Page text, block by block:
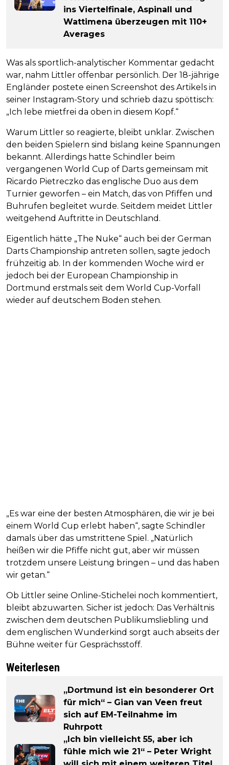
ins Viertelfinale, Aspinall und
Wattimena überzeugen mit 110+
Averages
Was als sportlich-analytischer Kommentar gedacht
war, nahm Littler offenbar persönlich. Der 18-jährige
Engländer postete einen Screenshot des Artikels in
seiner Instagram-Story und schrieb dazu spöttisch:
„Ich lebe mietfrei da oben in diesem Kopf.“
Warum Littler so reagierte, bleibt unklar. Zwischen
den beiden Spielern sind bislang keine Spannungen
bekannt. Allerdings hatte Schindler beim
vergangenen World Cup of Darts gemeinsam mit
Ricardo Pietreczko das englische Duo aus dem
Turnier geworfen – ein Match, das von Pfiffen und
Buhrufen begleitet wurde. Seitdem meidet Littler
weitgehend Auftritte in Deutschland.
Eigentlich hätte „The Nuke“ auch bei der German
Darts Championship antreten sollen, sagte jedoch
frühzeitig ab. In der kommenden Woche wird er
jedoch bei der European Championship in
Dortmund erstmals seit dem World Cup-Vorfall
wieder auf deutschem Boden stehen.
„Es war eine der besten Atmosphären, die wir je bei
einem World Cup erlebt haben“, sagte Schindler
damals über das umstrittene Spiel. „Natürlich
heißen wir die Pfiffe nicht gut, aber wir müssen
trotzdem unsere Leistung bringen – und das haben
wir getan.“
Ob Littler seine Online-Stichelei noch kommentiert,
bleibt abzuwarten. Sicher ist jedoch: Das Verhältnis
zwischen dem deutschen Publikumsliebling und
dem englischen Wunderkind sorgt auch abseits der
Bühne weiter für Gesprächsstoff.
Weiterlesen
„Dortmund ist ein besonderer Ort
für mich“ – Gian van Veen freut
sich auf EM-Teilnahme im
Ruhrpott
„Ich bin vielleicht 55, aber ich
fühle mich wie 21“ – Peter Wright